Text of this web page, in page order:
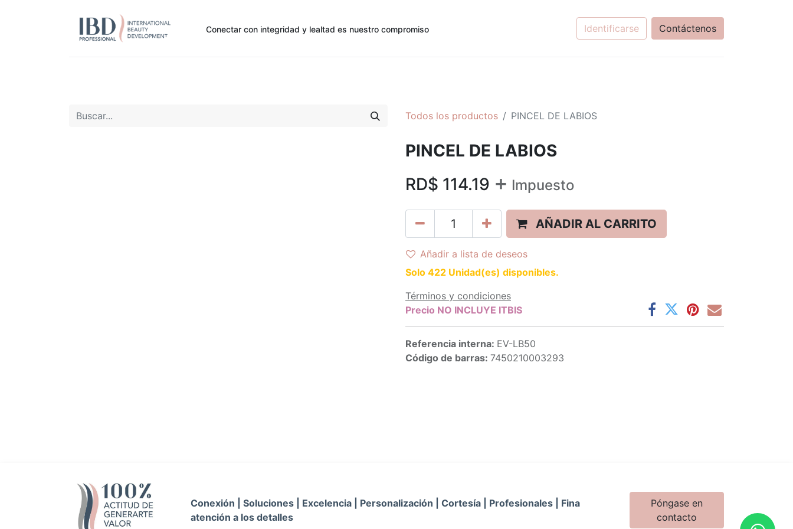
Conectar con integridad y lealtad es nuestro compromiso Identificarse Contáctenos
Todos los productos PINCEL DE LABIOS
PINCEL DE LABIOS
RD$ 114.19 + Impuesto
AÑADIR AL CARRITO
Añadir a lista de deseos
Solo 422 Unidad(es) disponibles.
Términos y condiciones
Precio NO INCLUYE ITBIS
Referencia interna: EV-LB50
Código de barras: 7450210003293
Conexión | Soluciones | Excelencia | Personalización | Cortesía | Profesionales | Fina
atención a los detalles
Póngase en
contacto